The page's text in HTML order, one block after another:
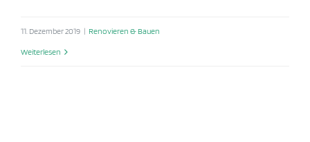
11. Dezember 2019 | Renovieren & Bauen
Weiterlesen